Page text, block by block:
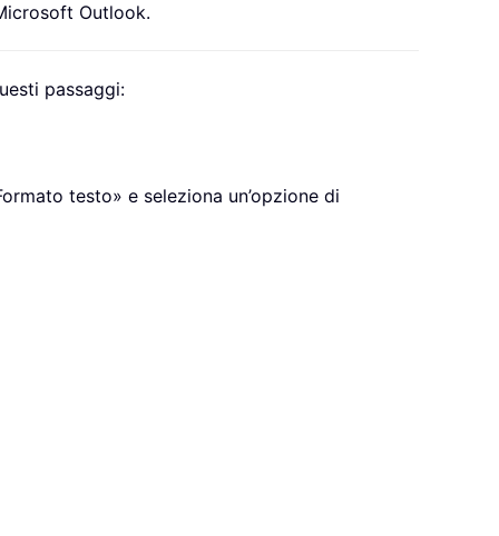
Outlook.
passaggi:
testo» e seleziona un’opzione di